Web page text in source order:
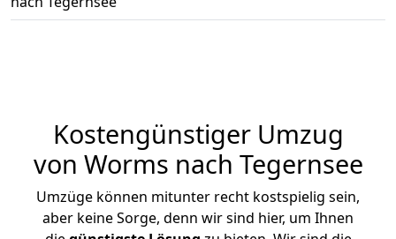
Kostengünstiger Umzug
von Worms nach Tegernsee
Umzüge können mitunter recht kostspielig sein,
aber keine Sorge, denn wir sind hier, um Ihnen